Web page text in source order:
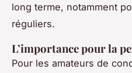
long terme, notamment
réguliers.
L’importance pour la
Pour les amateurs de